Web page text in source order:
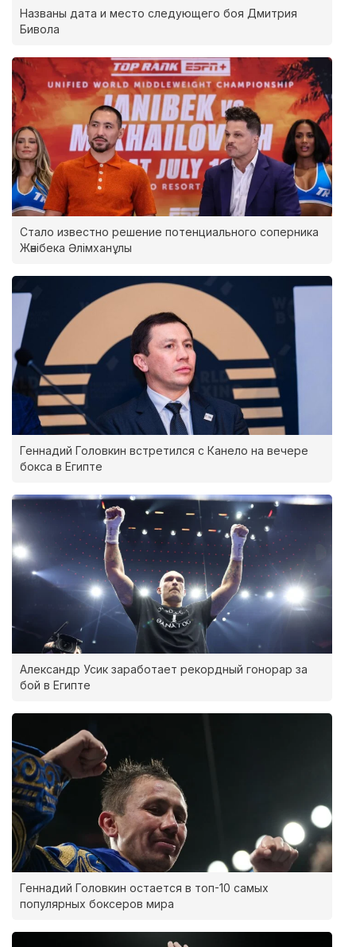
Названы дата и место следующего боя Дмитрия
Бивола
Стало известно решение потенциального соперника
Жәнібека Әлімханұлы
Геннадий Головкин встретился с Канело на вечере
бокса в Египте
Александр Усик заработает рекордный гонорар за
бой в Египте
Геннадий Головкин остается в топ-10 самых
популярных боксеров мира